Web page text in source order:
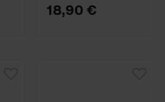
18,90 €